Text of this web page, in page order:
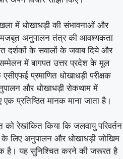
में धोखाधड़ी की संभावनाओं और
मजबूत अनुपालन तंत्र की आवश्यकता
दर्शकों के सवालों के जवाब दिये और
सम्मेलन में बागपत उत्तर प्रदेश के मूल
प्रमाणित धोखाधड़ी परीक्षक
और धोखाधड़ी रोकथाम में
प्रतिष्ठित मानक माना जाता है।
को रेखांकित किया कि जलवायु परिवर्तन
लिए अनुपालन और धोखाधड़ी जोखिम
है। यह सुनिश्चित करने की जरूरत है